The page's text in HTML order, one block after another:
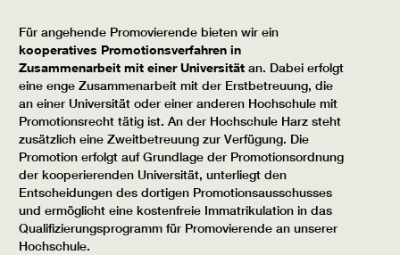
Für angehende Promovierende bieten wir ein
kooperatives Promotionsverfahren in
Zusammenarbeit mit einer Universität an. Dabei erfolgt
eine enge Zusammenarbeit mit der Erstbetreuung, die
an einer Universität oder einer anderen Hochschule mit
Promotionsrecht tätig ist. An der Hochschule Harz steht
zusätzlich eine Zweitbetreuung zur Verfügung. Die
Promotion erfolgt auf Grundlage der Promotionsordnung
der kooperierenden Universität, unterliegt den
Entscheidungen des dortigen Promotionsausschusses
und ermöglicht eine kostenfreie Immatrikulation in das
Qualifizierungsprogramm für Promovierende an unserer
Hochschule.